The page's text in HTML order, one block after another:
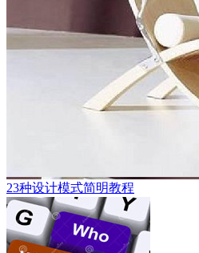
23种设计模式简明教程